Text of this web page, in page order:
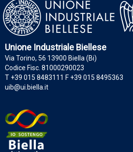
Unione Industriale Biellese
Via Torino, 56 13900 Biella (Bi)
Codice Fisc. 81000290023
T +39 015 8483111 F +39 015 8495363
uib@ui.biella.it